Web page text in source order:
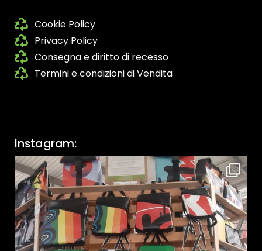
Cookie Policy
Privacy Policy
Consegna e diritto di recesso
Termini e condizioni di Vendita
Instagram: